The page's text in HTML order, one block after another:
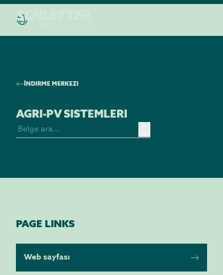
İNDIRME MERKEZI
AGRI-PV SISTEMLERI
PAGE LINKS
Web sayfası